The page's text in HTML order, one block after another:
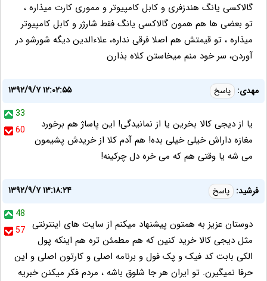
گالاکسی یانگ هندزفری و کابل کامپیوتر و مموری کارت میذاره ،
تو بعضی ها هم همون گالاکسی یانگ فقط شارژر و کابل کامپیوتر
میذاره ، تو قیمتش هم اصلا فرقی نداره، علاءالدین دیگه شورشو در
آوردن، سر خود منم میخاستن کلاه بذارن
مهدی: پاسخ
۱۳۹۲/۹/۷ ۱۲:۰۲:۵۵
33
60
یا از دیجی کالا بخرین یا از نمانیدگی! این پاساژ هم برخورد
مغازه داراش خیلی خیلی بده! هم آدم کلا از خریدش پشیمون
می شه یا وقتی هم که می خره دل چرکینه!
فرشید: پاسخ
۱۳۹۲/۹/۷ ۱۳:۱۸:۲۴
48
57 دوستان عزیز به همتون پیشنهاد میکنم از سایت های اینترنتی
مثل دیجی کالا خرید کنین که هم مطمئن تره هم اینکه پول
الکی بابت کد فیک و پک فول و برنامه اصلی و کارتون اصلی و این
حرفا نمیگیرن. تو ایران هر جا شلوق باشه ، مردم فکر میکنن خبریه